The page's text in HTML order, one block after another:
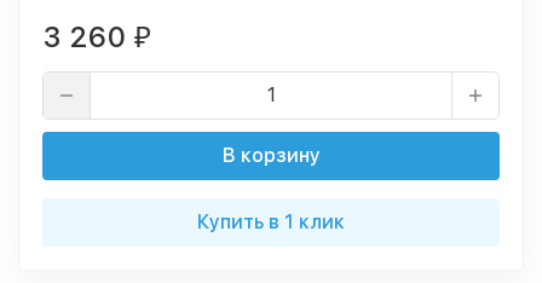
3 260 ₽
В корзину
Купить в 1 клик